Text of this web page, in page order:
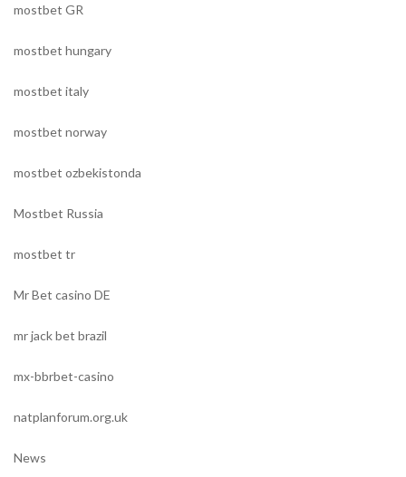
mostbet GR
mostbet hungary
mostbet italy
mostbet norway
mostbet ozbekistonda
Mostbet Russia
mostbet tr
Mr Bet casino DE
mr jack bet brazil
mx-bbrbet-casino
natplanforum.org.uk
News